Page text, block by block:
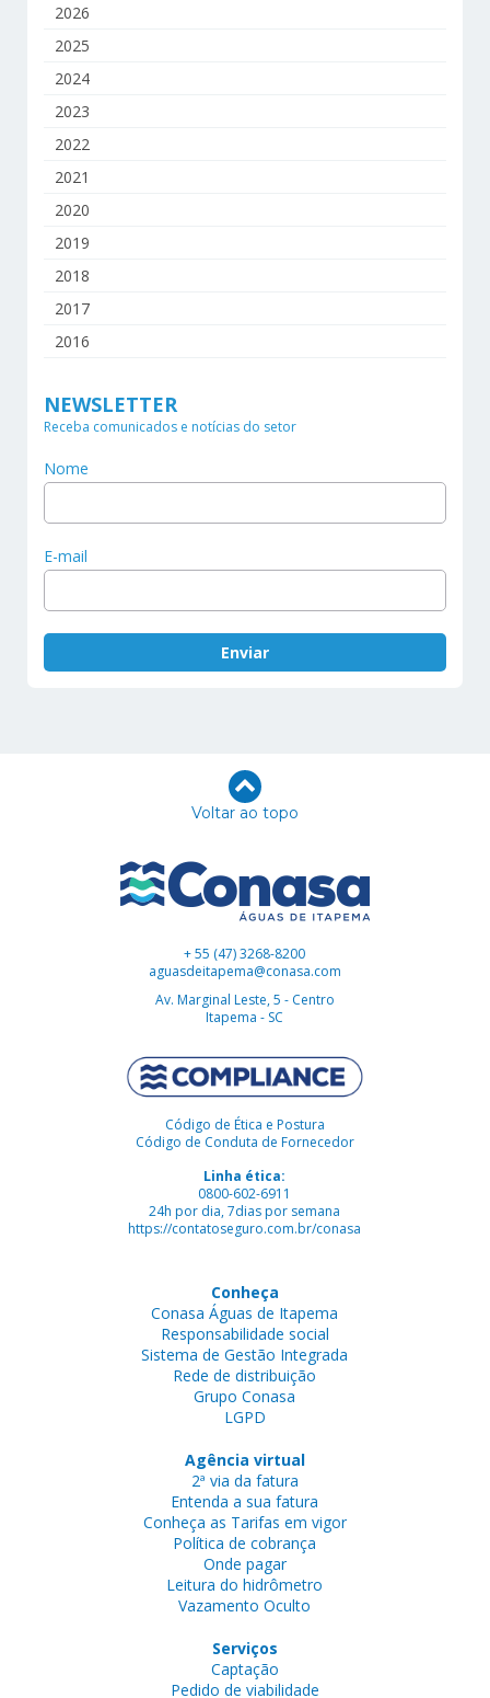
2026
2025
2024
2023
2022
2021
2020
2019
2018
2017
2016
NEWSLETTER
Receba comunicados e notícias do setor
Nome
E-mail
Voltar ao topo
+ 55 (47) 3268-8200
aguasdeitapema@conasa.com
Av. Marginal Leste, 5 - Centro
Itapema - SC
Código de Ética e Postura
Código de Conduta de Fornecedor
Linha ética:
0800-602-6911
24h por dia, 7dias por semana
https://contatoseguro.com.br/conasa
Conheça
Conasa Águas de Itapema
Responsabilidade social
Sistema de Gestão Integrada
Rede de distribuição
Grupo Conasa
LGPD
Agência virtual
2ª via da fatura
Entenda a sua fatura
Conheça as Tarifas em vigor
Política de cobrança
Onde pagar
Leitura do hidrômetro
Vazamento Oculto
Serviços
Captação
Pedido de viabilidade